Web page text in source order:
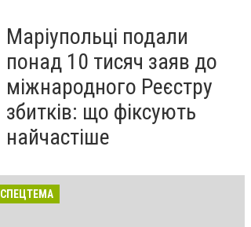
Маріупольці подали
понад 10 тисяч заяв до
міжнародного Реєстру
збитків: що фіксують
найчастіше
СПЕЦТЕМА